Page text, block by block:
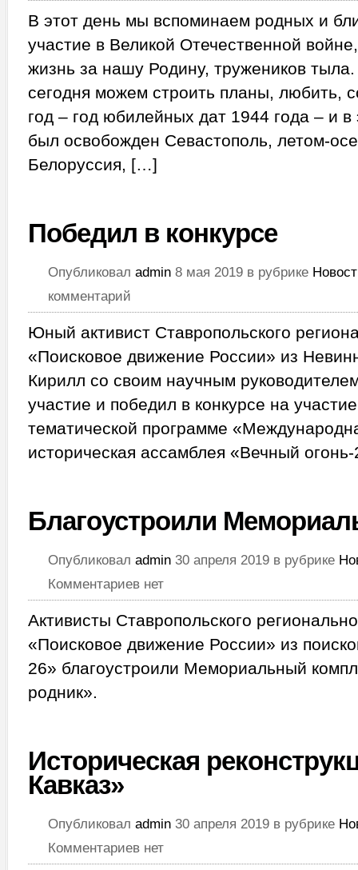
В этот день мы вспоминаем родных и
участие в Великой Отечественной
жизнь за нашу Родину, тружеников
сегодня можем строить планы, любить,
год – год юбилейных дат 1944 года – и
был освобожден Севастополь, летом-
Белоруссия, […]
Победил в конкурсе
Опубликовал admin 8 мая 2019 в рубрике
комментарий
Юный активист Ставропольского
«Поисковое движение России» из
Кирилл со своим научным
участие и победил в конкурсе на
тематической программе
историческая ассамблея «Вечный
Благоустроили
Опубликовал admin 30 апреля 2019 в рубрике
Комментариев нет
Активисты Ставропольского
«Поисковое движение России» из
26» благоустроили Мемориальный
родник».
Историческая
Кавказ»
Опубликовал admin 30 апреля 2019 в рубрике
Комментариев нет